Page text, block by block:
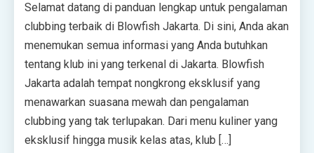
Selamat datang di panduan lengkap untuk pengalaman
clubbing terbaik di Blowfish Jakarta. Di sini, Anda akan
menemukan semua informasi yang Anda butuhkan
tentang klub ini yang terkenal di Jakarta. Blowfish
Jakarta adalah tempat nongkrong eksklusif yang
menawarkan suasana mewah dan pengalaman
clubbing yang tak terlupakan. Dari menu kuliner yang
eksklusif hingga musik kelas atas, klub […]